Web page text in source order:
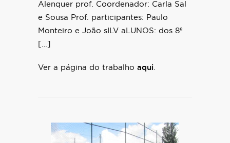
Alenquer prof. Coordenador: Carla Sal
e Sousa Prof. participantes: Paulo
Monteiro e João sILV aLUNOS: dos 8º
[…]
Ver a página do trabalho aqui.